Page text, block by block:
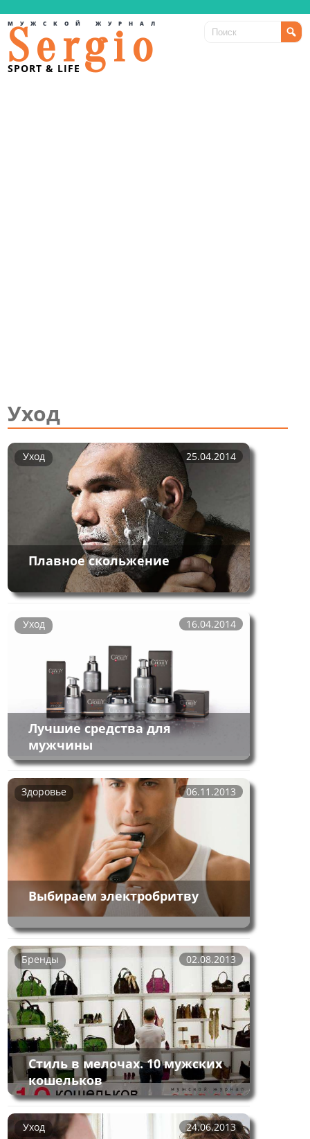
Sergio
SPORT & LIFE
МУЖСКОЙ ЖУРНАЛ
Уход
Уход 25.04.2014
Плавное скольжение
Уход 16.04.2014
Лучшие средства для
мужчины
Здоровье 06.11.2013
Выбираем электробритву
Бренды 02.08.2013
Стиль в мелочах. 10 мужских
кошельков
Уход 24.06.2013